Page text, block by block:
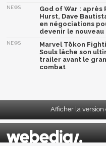
NEWS
God of War : après
Hurst, Dave
en négociations
devenir le nouveau
NEWS
Marvel Tōkon
Souls lâche son
trailer avant le
combat
Afficher la version